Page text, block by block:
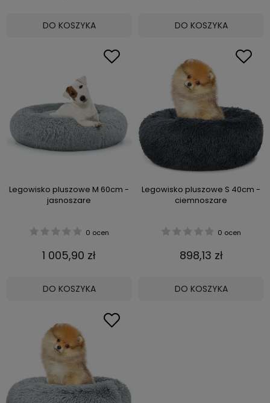
DO KOSZYKA DO KOSZYKA
Legowisko pluszowe M 60cm -
jasnoszare
0 ocen
1 005,90 zł
DO KOSZYKA
Legowisko pluszowe S 40cm -
ciemnoszare
0 ocen
898,13 zł
DO KOSZYKA